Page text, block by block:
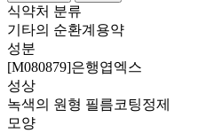
식약처 분류
기타의 순환계용약
성분
[M080879]은행엽엑스
성상
녹색의 원형 필름코팅정제
모양